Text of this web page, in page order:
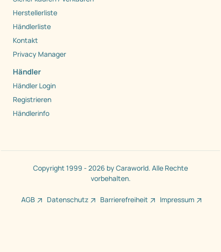
Sicher kaufen / verkaufen
Herstellerliste
Händlerliste
Kontakt
Händler
Händler Login
Registrieren
Copyright 1999 - 2026 by Caraworld. Alle Rechte